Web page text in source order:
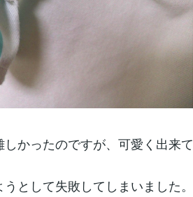
かったのですが、可愛く出来て
として失敗してしまいました。